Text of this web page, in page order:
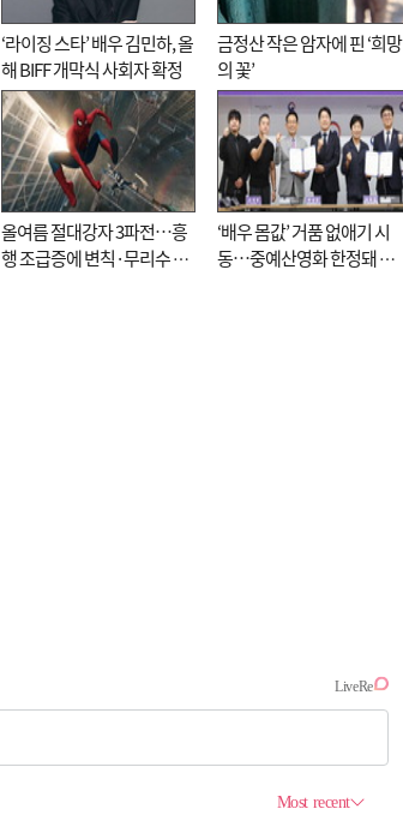
‘라이징 스타’ 배우 김민하, 올
해 BIFF 개막식 사회자 확정
금정산 작은 암자에 핀 ‘희망
의 꽃’
올여름 절대강자 3파전…흥
행 조급증에 변칙·무리수 마
‘배우 몸값’ 거품 없애기 시
동…중예산영화 한정돼 실